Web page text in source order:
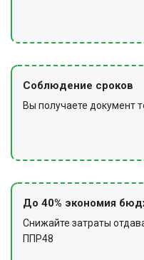
Соблюдение сроков
Вы получаете документ
До 40% экономия
Снижайте затраты
ППР48